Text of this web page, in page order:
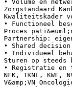
• Volume en
Zorgstandaard
Kwaliteitskader
• Functioneel
Proces
Partnership:
• Shared decision
• Individueel
Sturen op steeds
• Registratie en
NFK, IKNL, KWF,
V&amp;VN